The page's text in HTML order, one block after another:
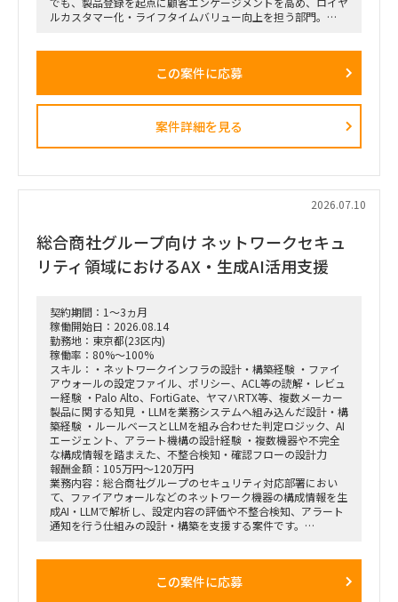
ルカスタマー化・ライフタイムバリュー向上を担う部門。
クト＝ヘッドホン・スピーカー等）を担当し、新規ビジネスの
・新規開発と既存カテゴリービジネスを限られたリソースで回
不可欠。だがその専門人材が社内におらず、既存メンバーが兼
務で対応。
依頼業務：
・データ統合／製販オペレーション。日次・週次・月次の各頻
度で売上状況を見て在庫補給を判断し、月末月初に実績を踏ま
・様々な種類・量のデータをざっと紐解き、経営層が意思決定
しやすい形／現場でオペレーションが回る形に整理。
性が良い。1〜2ヶ月でガッツリ作り込み、担当が1人抜けても
成立する状態にしたい。
この案件に応募
案件詳細を見る
2026.07.10
総合商社グループ向け ネットワークセキュ
リティ領域におけるAX・生成AI活用支援
契約期間：1～3ヵ月
稼働開始日：2026.08.14
勤務地：東京都(23区内)
稼働率：80%～100%
スキル：・ネットワークインフラの設計・構築経験 ・ファイ
アウォールの設定ファイル、ポリシー、ACL等の読解・レビュ
ー経験 ・Palo Alto、FortiGate、ヤマハRTX等、複数メーカー
製品に関する知見 ・LLMを業務システムへ組み込んだ設計・構
築経験 ・ルールベースとLLMを組み合わせた判定ロジック、AI
エージェント、アラート機構の設計経験 ・複数機器や不完全
な構成情報を踏まえた、不整合検知・確認フローの設計力
報酬金額：105万円～120万円
業務内容：総合商社グループのセキュリティ対応部署におい
て、ファイアウォールなどのネットワーク機器の構成情報を生
成AI・LLMで解析し、設定内容の評価や不整合検知、アラート
通知を行う仕組みの設計・構築を支援する案件です。
ィ上の問題や設定不備を検出できるAIエージェントの開発を想
この案件に応募